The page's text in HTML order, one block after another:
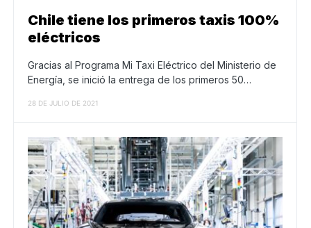
Chile tiene los primeros taxis 100%
eléctricos
Gracias al Programa Mi Taxi Eléctrico del Ministerio de
Energía, se inició la entrega de los primeros 50…
28 DE JULIO DE 2021